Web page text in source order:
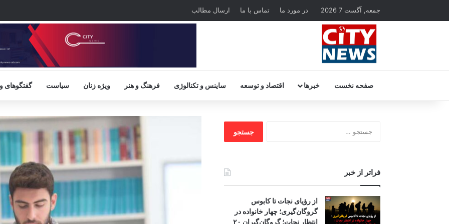
جمعه, آگست 7 2026 در مورد ما تماس با ما ارسال مطالب
صفحه نخست خبرها اقتصاد و توسعه ساینس و تکنالوژی فرهنگ و هنر ویژه زنان سیاست گفتگوهای
برای:
فراتر از خبر
از رؤیای نجات تا کابوس
گروگان‌گیری؛ چهار خانواده در
انتظار نجات؛ گروگان‌گیران ۲۰